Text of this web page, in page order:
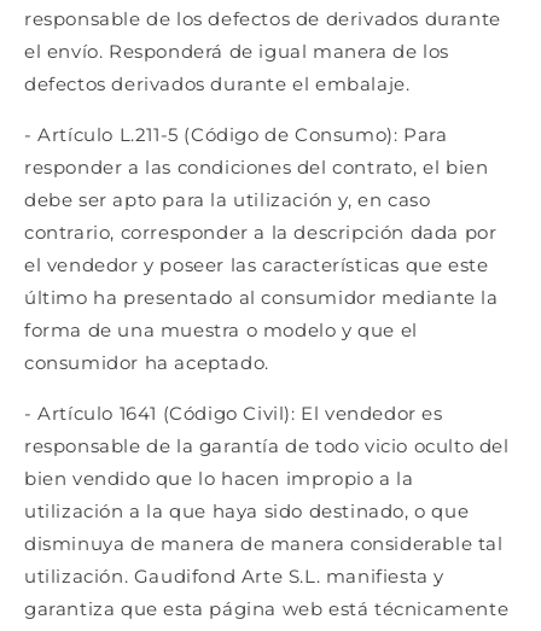
responsable de los defectos de derivados durante
el envío. Responderá de igual manera de los
defectos derivados durante el embalaje.
- Artículo L.211-5 (Código de Consumo): Para
responder a las condiciones del contrato, el bien
debe ser apto para la utilización y, en caso
contrario, corresponder a la descripción dada por
el vendedor y poseer las características que este
último ha presentado al consumidor mediante la
forma de una muestra o modelo y que el
consumidor ha aceptado.
- Artículo 1641 (Código Civil): El vendedor es
responsable de la garantía de todo vicio oculto del
bien vendido que lo hacen impropio a la
utilización a la que haya sido destinado, o que
disminuya de manera de manera considerable tal
utilización. Gaudifond Arte S.L. manifiesta y
garantiza que esta página web está técnicamente